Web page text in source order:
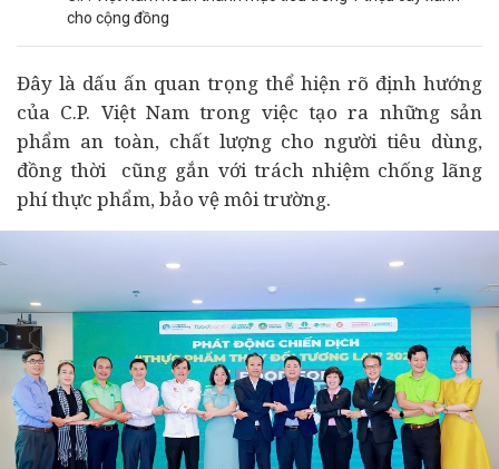
cho cộng đồng
Đây là dấu ấn quan trọng thể hiện rõ định hướng
của C.P. Việt Nam trong việc tạo ra những sản
phẩm an toàn, chất lượng cho ngườitiêu dùng,
đồng thời cũng gắn với trách nhiệm chống lãng
phí thực phẩm, bảo vệ môi trường.